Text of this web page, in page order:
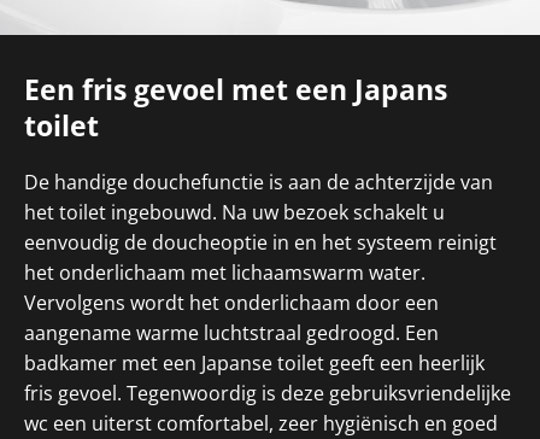
Een fris gevoel met een Japans
toilet
De handige douchefunctie is aan de achterzijde van
het toilet ingebouwd. Na uw bezoek schakelt u
eenvoudig de doucheoptie in en het systeem reinigt
het onderlichaam met lichaamswarm water.
Vervolgens wordt het onderlichaam door een
aangename warme luchtstraal gedroogd. Een
badkamer met een Japanse toilet geeft een heerlijk
fris gevoel. Tegenwoordig is deze gebruiksvriendelijke
wc een uiterst comfortabel, zeer hygiënisch en goed